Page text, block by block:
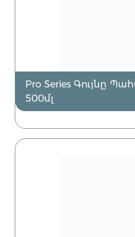
Pro Series Գույնը
500մլ